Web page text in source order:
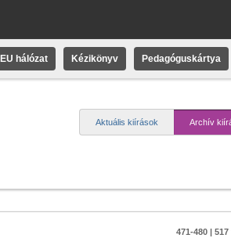
EU hálózat Kézikönyv Pedagóguskártya
Aktuális kiírások Archív
471-480 |